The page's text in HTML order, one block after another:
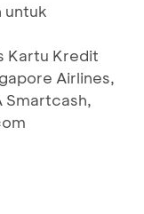
untuk
Kartu Kredit
Airlines,
Smartcash,